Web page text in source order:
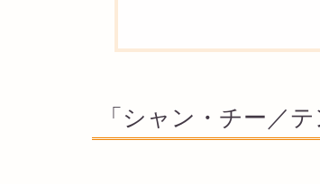
「シャン・チー／